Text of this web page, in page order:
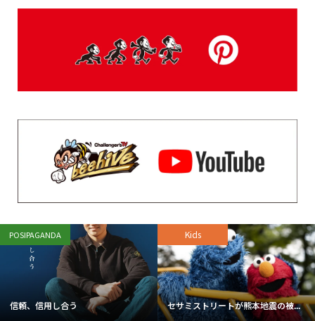
POSIPAGANDA
信頼、信用し合う
Kids
セサミストリートが熊本地震の被...